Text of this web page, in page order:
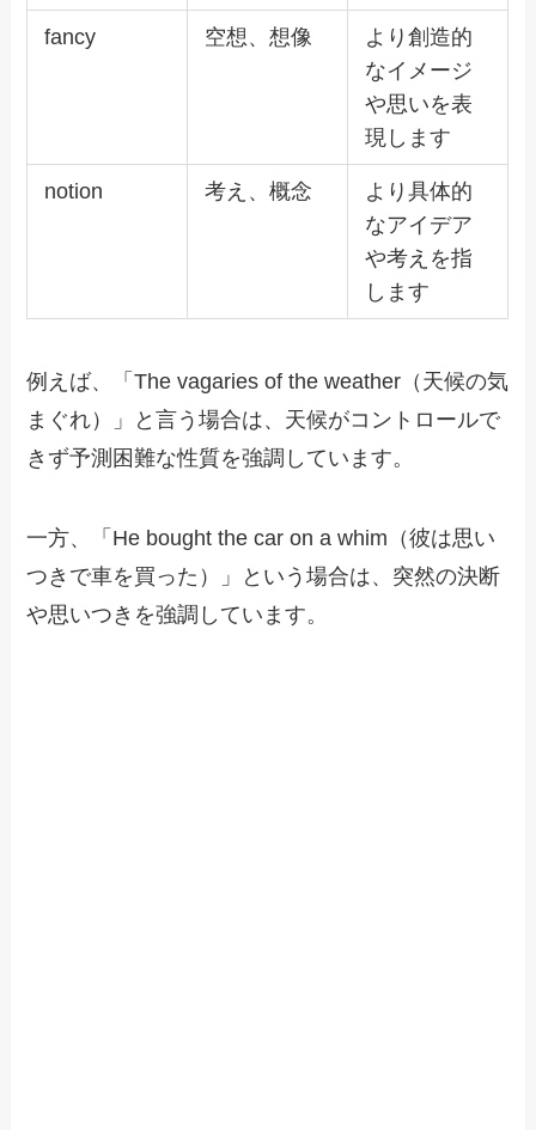
fancy 空想、想像
より創造的
なイメージ
や思いを表
現します
notion 考え、概念
より具体的
なアイデア
や考えを指
します
例えば、「The vagaries of the weather（天候の気
まぐれ）」と言う場合は、天候がコントロールで
きず予測困難な性質を強調しています。
一方、「He bought the car on a whim（彼は思い
つきで車を買った）」という場合は、突然の決断
や思いつきを強調しています。